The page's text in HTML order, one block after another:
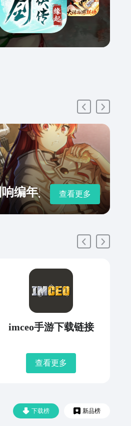
编年史下载地址
查看更多
imceo手游下载链接
查看更多
下载榜 新品榜